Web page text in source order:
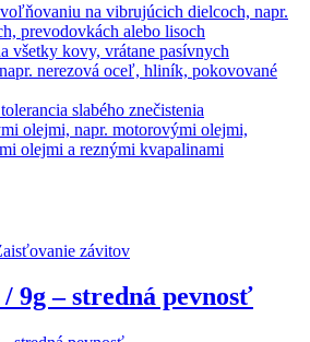
na vibrujúcich dielcoch, napr.
prevodovkách alebo lisoch
všetky kovy, vrátane pasívnych
nerezová oceľ, hliník, pokovované
slabého znečistenia
olejmi, napr. motorovými olejmi,
olejmi a reznými kvapalinami
závitov
9g – stredná pevnosť